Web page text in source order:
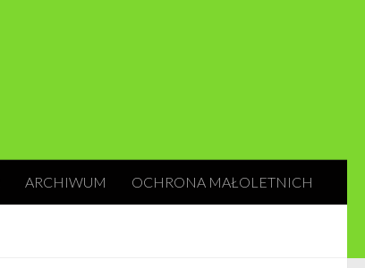
ARCHIWUM OCHRONA MAŁOLETNICH